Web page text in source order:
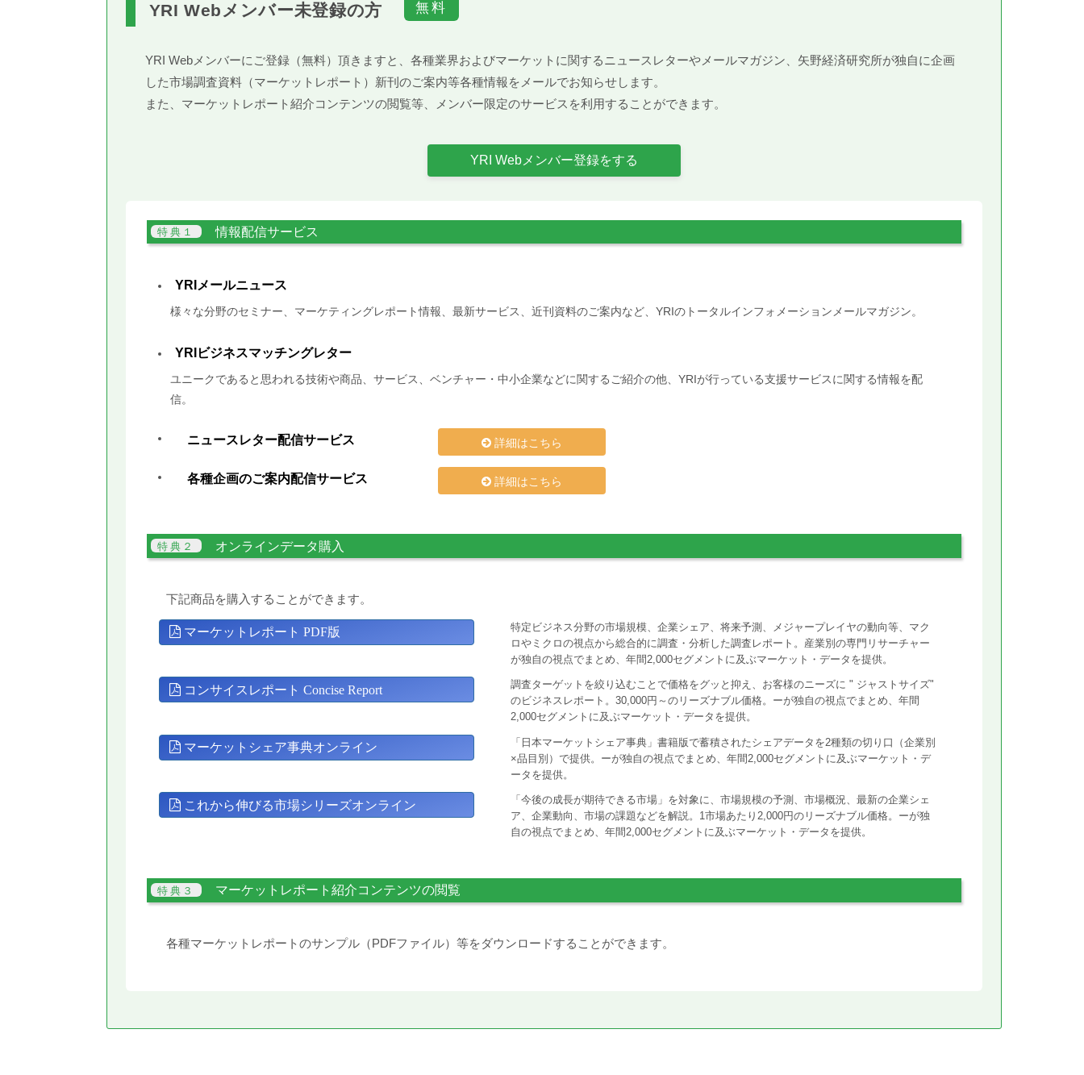
YRI Webメンバー未登録の方
YRI Webメンバーにご登録（無料）頂きますと、各種業界およびマーケットに関するニュースレターやメールマガジン、矢野経済研究所が独自に企画
した市場調査資料（マーケットレポート）新刊のご案内等各種情報をメールでお知らせします。
また、マーケットレポート紹介コンテンツの閲覧等、メンバー限定のサービスを利用することができます。
YRI Webメンバー登録をする
情報配信サービス
YRIメールニュース
様々な分野のセミナー、マーケティングレポート情報、最新サービス、近刊資料のご案内など、YRIのトータルインフォメーションメールマガジン。
YRIビジネスマッチングレター
ユニークであると思われる技術や商品、サービス、ベンチャー・中小企業などに関するご紹介の他、YRIが行っている支援サービスに関する情報を配
信。
ニュースレター配信サービス 詳細はこちら
各種企画のご案内配信サービス 詳細はこちら
オンラインデータ購入
下記商品を購入することができます。
マーケットレポート PDF版
特定ビジネス分野の市場規模、企業シェア、将来予測、メジャープレイヤの動向等、マク
ロやミクロの視点から総合的に調査・分析した調査レポート。産業別の専門リサーチャー
が独自の視点でまとめ、年間2,000セグメントに及ぶマーケット・データを提供。
コンサイスレポート Concise Report
調査ターゲットを絞り込むことで価格をグッと抑え、お客様のニーズに " ジャストサイズ"
のビジネスレポート。30,000円～のリーズナブル価格。ーが独自の視点でまとめ、年間
2,000セグメントに及ぶマーケット・データを提供。
マーケットシェア事典オンライン
「日本マーケットシェア事典」書籍版で蓄積されたシェアデータを2種類の切り口（企業別
×品目別）で提供。ーが独自の視点でまとめ、年間2,000セグメントに及ぶマーケット・デ
ータを提供。
これから伸びる市場シリーズオンライン
「今後の成長が期待できる市場」を対象に、市場規模の予測、市場概況、最新の企業シェ
ア、企業動向、市場の課題などを解説。1市場あたり2,000円のリーズナブル価格。ーが独
自の視点でまとめ、年間2,000セグメントに及ぶマーケット・データを提供。
マーケットレポート紹介コンテンツの閲覧
各種マーケットレポートのサンプル（PDFファイル）等をダウンロードすることができます。